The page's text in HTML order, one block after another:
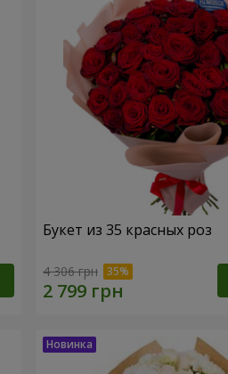
Букет из 35 красных роз
4 306 грн